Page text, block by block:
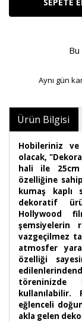
Aynı gün
Ürün Bilgisi
Hobileriniz
olacak,
hali ile 25cm
özelliğine
kumaş kaplı
dekoratif
Hollywood
şemsiyelerin
vazgeçilmez
atmosfer
özelliği
töreninizde
eğlenceli
akla gelen